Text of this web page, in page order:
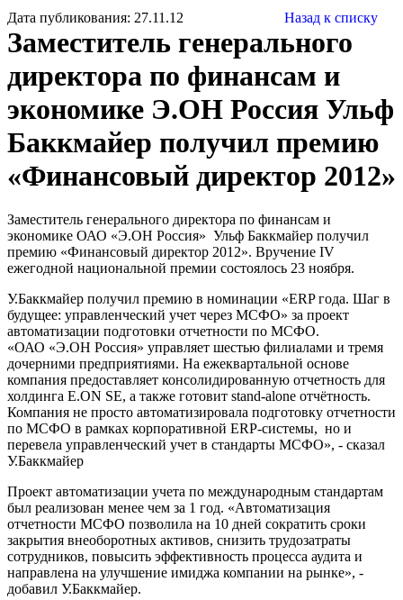
Дата публикования: 27.11.12 Назад к списку
Заместитель генерального
директора по финансам и
экономике Э.ОН Россия Ульф
Баккмайер получил премию
«Финансовый директор 2012»
Заместитель генерального директора по финансам и
экономике ОАО «Э.ОН Россия» Ульф Баккмайер получил
премию «Финансовый директор 2012». Вручение IV
ежегодной национальной премии состоялось 23 ноября.
У.Баккмайер получил премию в номинации «ERP года. Шаг в
будущее: управленческий учет через МСФО» за проект
автоматизации подготовки отчетности по МСФО.
«ОАО «Э.ОН Россия» управляет шестью филиалами и тремя
дочерними предприятиями. На ежеквартальной основе
компания предоставляет консолидированную отчетность для
холдинга E.ON SE, а также готовит stand-alone отчётность.
Компания не просто автоматизировала подготовку отчетности
по МСФО в рамках корпоративной ERP-системы, но и
перевела управленческий учет в стандарты МСФО», - сказал
У.Баккмайер
Проект автоматизации учета по международным стандартам
был реализован менее чем за 1 год. «Автоматизация
отчетности МСФО позволила на 10 дней сократить сроки
закрытия внеоборотных активов, снизить трудозатраты
сотрудников, повысить эффективность процесса аудита и
направлена на улучшение имиджа компании на рынке», -
добавил У.Баккмайер.